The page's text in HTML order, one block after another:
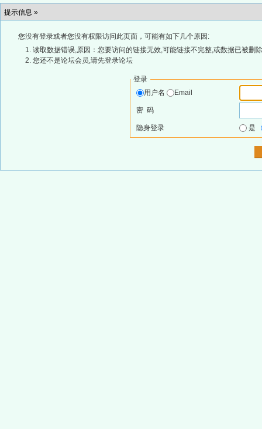
提示信息 »
您没有登录或者您没有权限访问此页面，可能有如下几个原因:
读取数据错误,原因：您要访问的链接无效,可能链接不完整,或数据已被删
您还不是论坛会员,请先登录论坛
登录
用户名
Email
密 码
隐身登录 是